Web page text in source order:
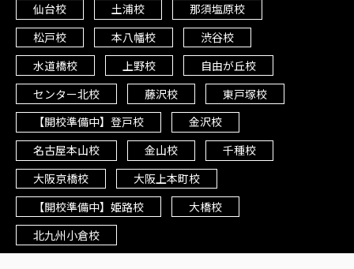
仙台校 土浦校
那須塩原校
松戸校
本八幡校
渋谷校
水道橋校
上野校
自由が丘校
センター北校
藤沢校
東戸塚校
【開校準備中】登戸校
金沢校
名古屋本山校
金山校
千種校
大阪京橋校
大阪上本町校
【開校準備中】姫路校
大橋校
北九州小倉校